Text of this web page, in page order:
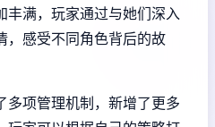
丰满，玩家通过与她们深入
，感受不同角色背后的故
多项管理机制，新增了更多